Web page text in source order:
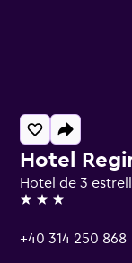
Hotel
Hotel de 3
3 estrellas
+40 314 250 868